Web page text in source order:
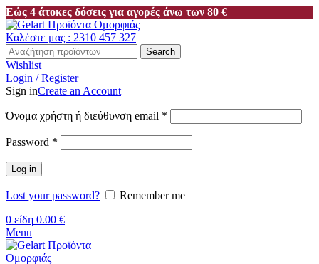
Εώς 4 άτοκες δόσεις για αγορές άνω των 80 €
Καλέστε μας : 2310 457 327
Search
Wishlist
Login / Register
Sign inCreate an Account
Όνομα χρήστη ή διεύθυνση email *
Password *
Log in
Lost your password?
Remember me
0 είδη 0.00 €
Menu